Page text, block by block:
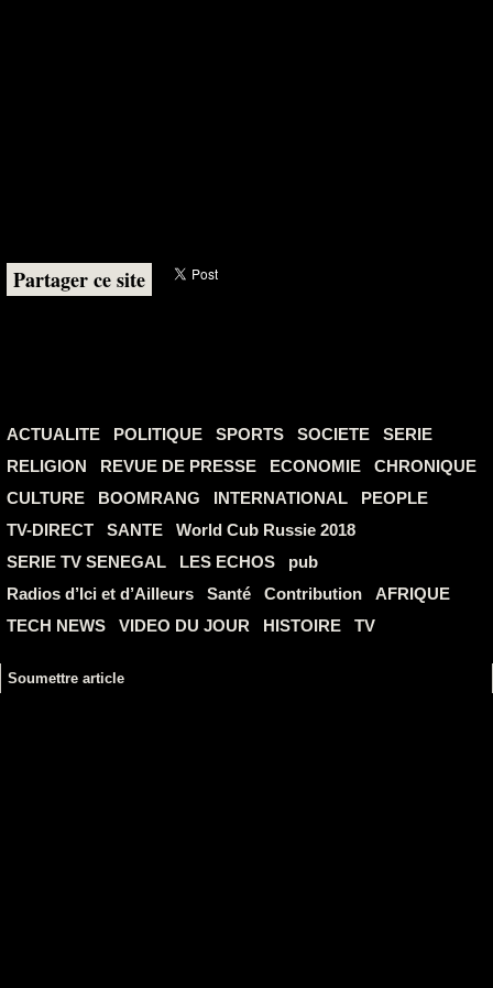
Partager ce site
ACTUALITE POLITIQUE SPORTS SOCIETE
SERIE
RELIGION
REVUE DE PRESSE ECONOMIE
CHRONIQUE
CULTURE
BOOMRANG INTERNATIONAL
PEOPLE
TV-DIRECT
SANTE
World Cub Russie 2018
SERIE TV SENEGAL
LES ECHOS
pub
Radios d’Ici et d’Ailleurs
Santé Contribution
AFRIQUE
TECH NEWS
VIDEO DU JOUR HISTOIRE TV
Soumettre article